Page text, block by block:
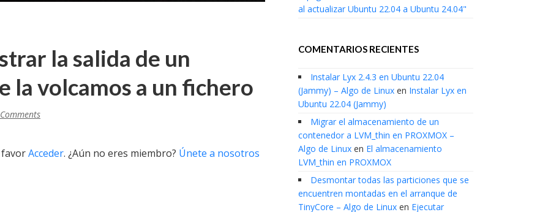
la salida de un
la volcamos a un fichero
favorAcceder. ¿Aún no eres miembro? Únete a nosotros
al actualizar Ubuntu 22.04 a Ubuntu 24.04"
COMENTARIOS RECIENTES
Instalar Lyx 2.4.3 en Ubuntu 22.04
(Jammy) – Algo de Linux en Instalar Lyx en
Ubuntu 22.04 (Jammy)
Migrar el almacenamiento de un
contenedor a LVM_thin en PROXMOX –
Algo de Linux en El almacenamiento
LVM_thin en PROXMOX
Desmontar todas las particiones que se
encuentren montadas en el arranque de
TinyCore – Algo de Linux en Ejecutar